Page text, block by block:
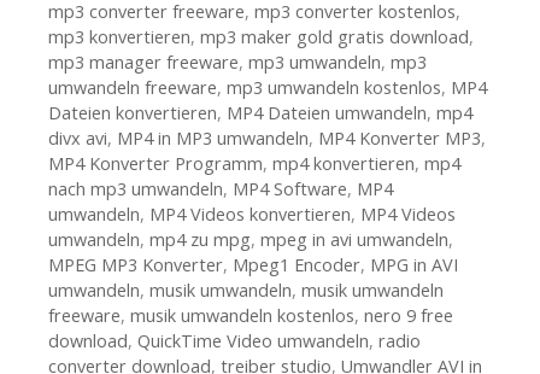
mp3 converter freeware, mp3 converter kostenlos,
mp3 konvertieren, mp3 maker gold gratis download,
mp3 manager freeware, mp3 umwandeln, mp3
umwandeln freeware, mp3 umwandeln kostenlos, MP4
Dateien konvertieren, MP4 Dateien umwandeln, mp4
divx avi, MP4 in MP3 umwandeln, MP4 Konverter MP3,
MP4 Konverter Programm, mp4 konvertieren, mp4
nach mp3 umwandeln, MP4 Software, MP4
umwandeln, MP4 Videos konvertieren, MP4 Videos
umwandeln, mp4 zu mpg, mpeg in avi umwandeln,
MPEG MP3 Konverter, Mpeg1 Encoder, MPG in AVI
umwandeln, musik umwandeln, musik umwandeln
freeware, musik umwandeln kostenlos, nero 9 free
download, QuickTime Video umwandeln, radio
converter download, treiber studio, Umwandler AVI in